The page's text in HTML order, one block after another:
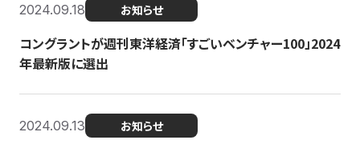
2024.09.18 お知らせ
コングラントが週刊東洋経済「すごいベンチャー100」2024
年最新版に選出
2024.09.13 お知らせ